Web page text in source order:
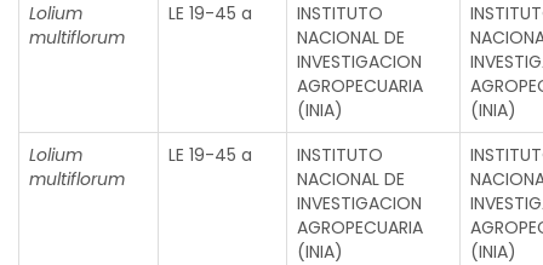
Lolium
multiflorum
LE 19-45 a
INSTITUTO
NACIONAL DE
INVESTIGACION
AGROPECUARIA
(INIA)
(INIA)
Lolium
multiflorum
LE 19-45 a
INSTITUTO
NACIONAL DE
INVESTIGACION
AGROPECUARIA
(INIA)
(INIA)